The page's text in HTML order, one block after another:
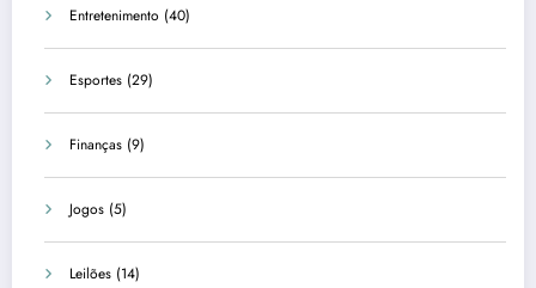
Entretenimento (40)
Esportes (29)
Finanças (9)
Jogos (5)
Leilões (14)